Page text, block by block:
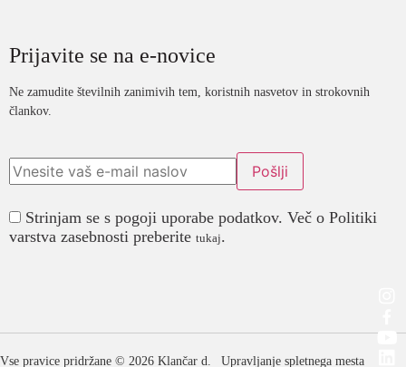
Prijavite se na e-novice
Ne zamudite številnih zanimivih tem, koristnih nasvetov in strokovnih
člankov.
Strinjam se s pogoji uporabe podatkov. Več o Politiki
varstva zasebnosti preberite tukaj.
Vse pravice pridržane © 2026 Klančar d.
Upravljanje spletnega mesta